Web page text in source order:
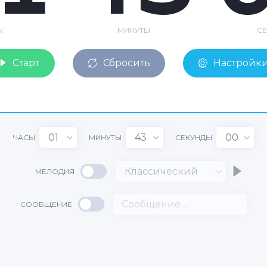
МИНУТЫ
Старт Сбросить Настройки
ЧАСЫ 01 МИНУТЫ 43 СЕКУНДЫ 00
МЕЛОДИЯ Классический
СООБЩЕНИЕ